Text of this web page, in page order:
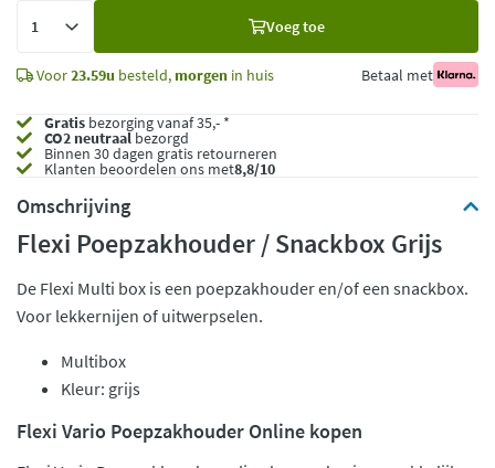
Voeg toe
Voor23.59u besteld, morgen in huis Betaal met
Gratis bezorging vanaf 35,- *
CO2 neutraalbezorgd
Binnen 30 dagen gratis retourneren
Klanten beoordelen ons met8,8/10
Omschrijving
Flexi Poepzakhouder / Snackbox Grijs
De Flexi Multi box is een poepzakhouder en/of een snackbox.
Voor lekkernijen of uitwerpselen.
Multibox
Kleur: grijs
Flexi Vario Poepzakhouder Online kopen